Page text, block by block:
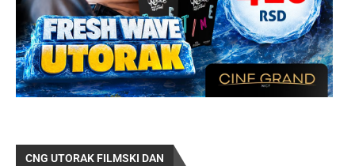
CNG UTORAK FILMSKI DAN